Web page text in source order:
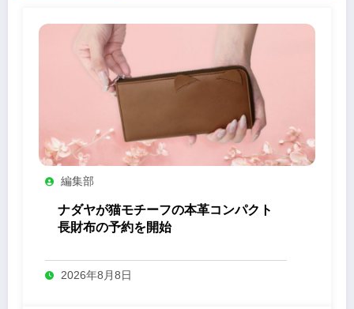
編集部
ナダヤが猫モチーフの本革コンパクト
長財布の予約を開始
2026年8月8日